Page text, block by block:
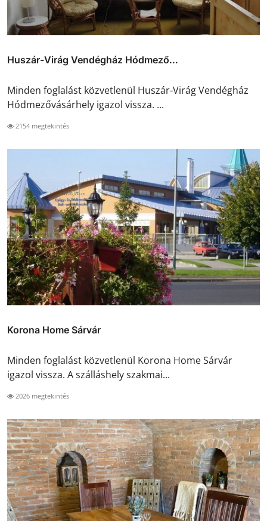
Huszár-Virág Vendégház Hódmező...
Minden foglalást közvetlenül Huszár-Virág Vendégház
Hódmezővásárhely igazol vissza. ...
2154 megtekintés
Korona Home Sárvár
Minden foglalást közvetlenül Korona Home Sárvár
igazol vissza. A szálláshely szakmai...
2026 megtekintés